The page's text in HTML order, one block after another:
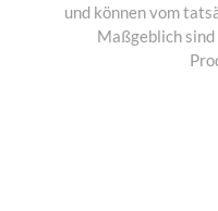
und können vom
Maßgeblich